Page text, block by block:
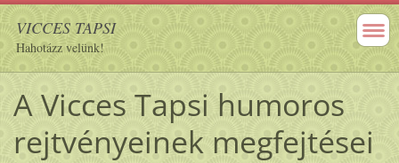
VICCES TAPSI
Hahotázz velünk!
A Vicces Tapsi humoros
rejtvényeinek megfejtései